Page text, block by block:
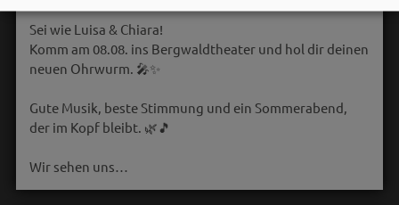
Sei wie Luisa & Chiara!
Komm am 08.08. ins Bergwaldtheater und hol dir deinen
neuen Ohrwurm. 🎤✨
Gute Musik, beste Stimmung und ein Sommerabend,
der im Kopf bleibt. 🌿🎵
Wir sehen uns…